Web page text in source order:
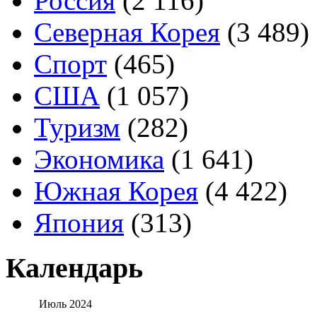
Северная Корея (3 489)
Спорт (465)
США (1 057)
Туризм (282)
Экономика (1 641)
Южная Корея (4 422)
Япония (313)
Календарь
Июль 2024